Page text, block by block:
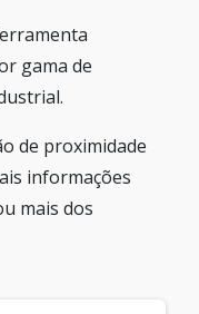
gama de
de proximidade
informações
mais dos